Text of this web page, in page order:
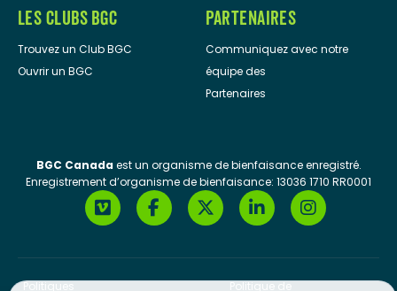
LES CLUBS BGC
Trouvez un Club BGC
Ouvrir un BGC
PARTENAIRES
Communiquez avec notre
équipe des
Partenaires
BGC Canadaest un organisme de bienfaisance enregistré.
Enregistrement d’organisme de bienfaisance: 13036 1710 RR0001
Politiques Politique de